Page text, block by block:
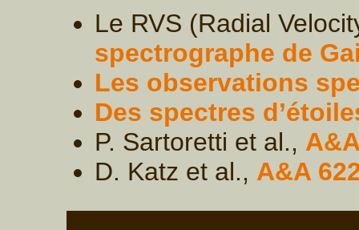
Le RVS (Radial
spectrographe de
Les observations
Des spectres
P. Sartoretti et al.,
D. Katz et al., A&A